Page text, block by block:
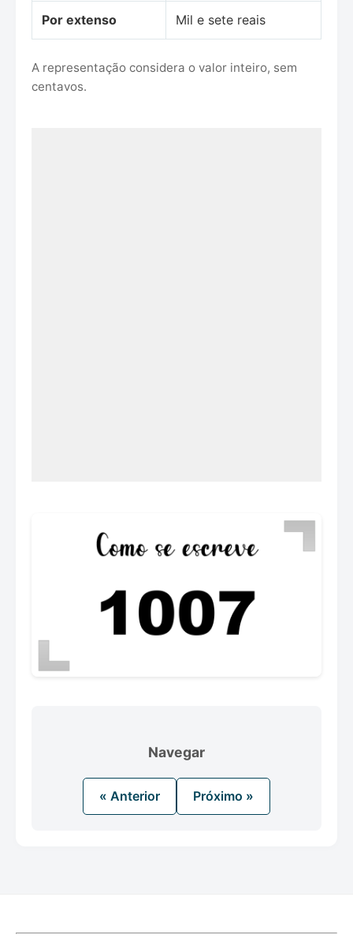
Por extenso Mil e sete reais
A representação considera o valor inteiro, sem
centavos.
Navegar
« Anterior Próximo »